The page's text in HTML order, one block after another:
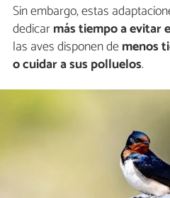
Sin embargo, estas
dedicarmás tiempo a evitar
las aves disponen demenos
o cuidar a sus polluelos.